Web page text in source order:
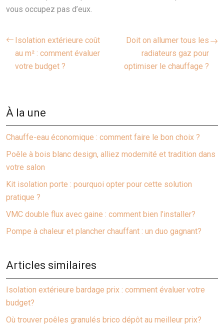
vous occupez pas d’eux.
Isolation extérieure coût
au m² : comment évaluer
votre budget ?
Doit on allumer tous les
radiateurs gaz pour
optimiser le chauffage ?
À la une
Chauffe-eau économique : comment faire le bon choix ?
Poêle à bois blanc design, alliez modernité et tradition dans
votre salon
Kit isolation porte : pourquoi opter pour cette solution
pratique ?
VMC double flux avec gaine : comment bien l’installer?
Pompe à chaleur et plancher chauffant : un duo gagnant?
Articles similaires
Isolation extérieure bardage prix : comment évaluer votre
budget?
Où trouver poêles granulés brico dépôt au meilleur prix?